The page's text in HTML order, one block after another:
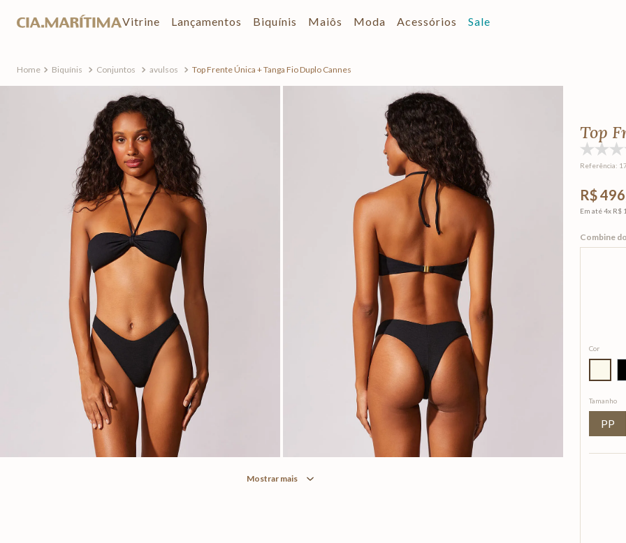
Vitrine Lançamentos Biquínis Maiôs Moda Acessórios Sale
Biquínis Conjuntos avulsos Top Frente Única + Tanga Fio Duplo Cannes
Mostrar mais
Top
Referência:
R$
Em até4x R$
Cor
Tamanho
PP